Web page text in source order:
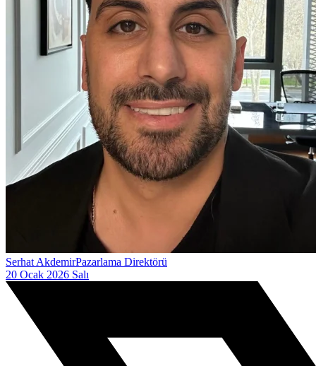
Serhat AkdemirPazarlama Direktörü
20 Ocak 2026 Salı